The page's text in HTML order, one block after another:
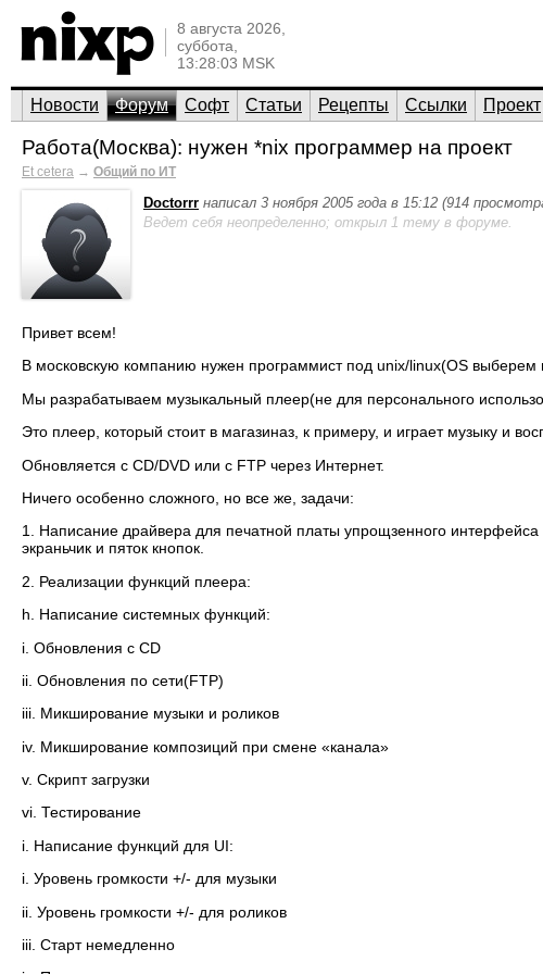
8 августа 2026,
суббота,
13:28:03 MSK
Новости Форум Софт Статьи Рецепты Ссылки Проект
Работа(Москва): нужен *nix программер на проект
Et cetera → Общий по ИТ
Doctorrr написал 3 ноября 2005 года в 15:12 (914
Ведет себя неопределенно; открыл 1 тему в форуме.
Привет всем!
В московскую компанию нужен программист под unix/linux(OS выберем
Мы разрабатываем музыкальный плеер(не для персонального
Это плеер, который стоит в магазиназ, к примеру, и играет музыку и
Обновляется с CD/DVD или с FTP через Интернет.
Ничего особенно сложного, но все же, задачи:
1. Написание драйвера для печатной платы упрощзенного
экраньчик и пяток кнопок.
2. Реализации функций плеера:
h. Написание системных функций:
i. Обновления с CD
ii. Обновления по сети(FTP)
iii. Микширование музыки и роликов
iv. Микширование композиций при смене «канала»
v. Скрипт загрузки
vi. Тестирование
i. Написание функций для UI:
i. Уровень громкости +/- для музыки
ii. Уровень громкости +/- для роликов
iii. Старт немедленно